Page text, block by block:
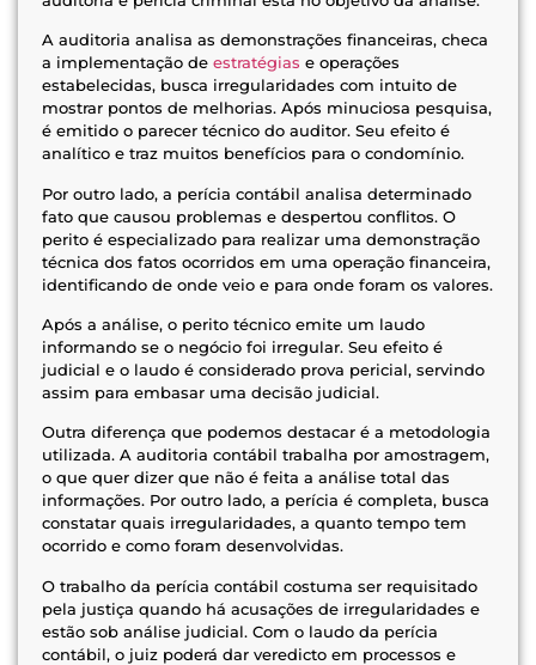
A auditoria analisa as demonstrações financeiras, checa
a implementação de estratégias e operações
estabelecidas, busca irregularidades com intuito de
mostrar pontos de melhorias. Após minuciosa pesquisa,
é emitido o parecer técnico do auditor. Seu efeito é
analítico e traz muitos benefícios para o condomínio.
Por outro lado, a perícia contábil analisa determinado
fato que causou problemas e despertou conflitos. O
perito é especializado para realizar uma demonstração
técnica dos fatos ocorridos em uma operação financeira,
identificando de onde veio e para onde foram os valores.
Após a análise, o perito técnico emite um laudo
informando se o negócio foi irregular. Seu efeito é
judicial e o laudo é considerado prova pericial, servindo
assim para embasar uma decisão judicial.
Outra diferença que podemos destacar é a metodologia
utilizada. A auditoria contábil trabalha por amostragem,
o que quer dizer que não é feita a análise total das
informações. Por outro lado, a perícia é completa, busca
constatar quais irregularidades, a quanto tempo tem
ocorrido e como foram desenvolvidas.
O trabalho da perícia contábil costuma ser requisitado
pela justiça quando há acusações de irregularidades e
estão sob análise judicial. Com o laudo da perícia
contábil, o juiz poderá dar veredicto em processos e